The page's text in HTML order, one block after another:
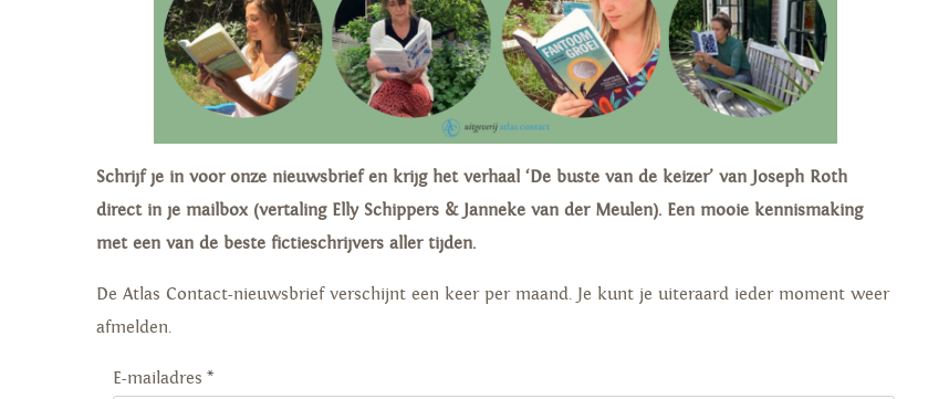
Schrijf je in voor onze nieuwsbrief en krijg het verhaal ‘De buste van de keizer’ van Joseph Roth
direct in je mailbox (vertaling Elly Schippers & Janneke van der Meulen). Een mooie kennismaking
met een van de beste fictieschrijvers aller tijden.
De Atlas Contact-nieuwsbrief verschijnt een keer per maand. Je kunt je uiteraard ieder moment weer
afmelden.
E-mailadres *